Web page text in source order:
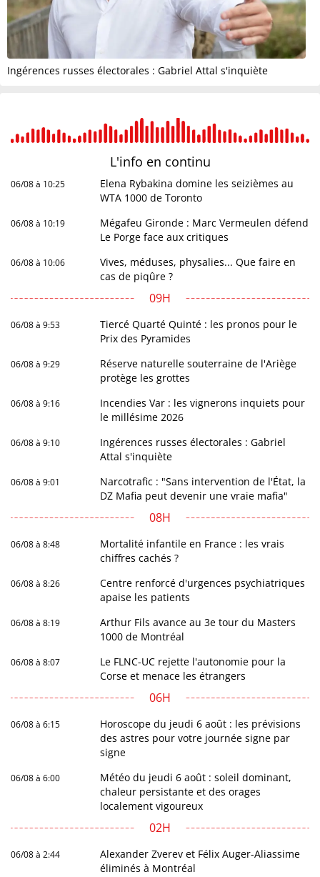
Ingérences russes électorales : Gabriel Attal s'inquiète
L'info en continu
06/08 à 10:25
Elena Rybakina domine les seizièmes au
WTA 1000 de Toronto
06/08 à 10:19
Mégafeu Gironde : Marc Vermeulen défend
Le Porge face aux critiques
06/08 à 10:06
Vives, méduses, physalies... Que faire en
cas de piqûre ?
09H
06/08 à 9:53
Tiercé Quarté Quinté : les pronos pour le
Prix des Pyramides
06/08 à 9:29
Réserve naturelle souterraine de l'Ariège
protège les grottes
06/08 à 9:16
Incendies Var : les vignerons inquiets pour
le millésime 2026
06/08 à 9:10
Ingérences russes électorales : Gabriel
Attal s'inquiète
06/08 à 9:01
Narcotrafic : "Sans intervention de l'État, la
DZ Mafia peut devenir une vraie mafia"
08H
06/08 à 8:48
Mortalité infantile en France : les vrais
chiffres cachés ?
06/08 à 8:26
Centre renforcé d'urgences psychiatriques
apaise les patients
06/08 à 8:19
Arthur Fils avance au 3e tour du Masters
1000 de Montréal
06/08 à 8:07
Le FLNC-UC rejette l'autonomie pour la
Corse et menace les étrangers
06H
06/08 à 6:15
Horoscope du jeudi 6 août : les prévisions
des astres pour votre journée signe par
signe
06/08 à 6:00
Météo du jeudi 6 août : soleil dominant,
chaleur persistante et des orages
localement vigoureux
02H
06/08 à 2:44
Alexander Zverev et Félix Auger-Aliassime
éliminés à Montréal